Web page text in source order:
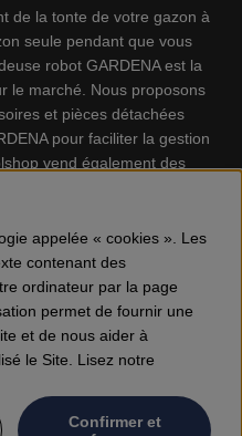
de la tonte de votre gazon à
seule pendant que vous
robot GARDENA est la
le marché. Nous proposons
et pièces détachées
pour faciliter la gestion
vend également des
Taille haies,
à neige, Nettoyeurs
Haches, Outils
Jouets ETC.
appelée « cookies ». Les
contenant des
ordinateur par la page
permet de fournir une
et de nous aider à
le Site. Lisez notre
Confirmer et